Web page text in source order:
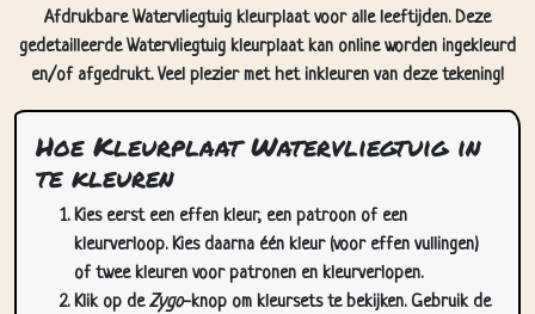
Afdrukbare Watervliegtuig kleurplaat voor alle leeftijden. Deze
gedetailleerde Watervliegtuig kleurplaat kan online worden ingekleurd
en/of afgedrukt. Veel plezier met het inkleuren van deze tekening!
Hoe Kleurplaat Watervliegtuig in
te kleuren
Kies eerst een effen kleur, een patroon of een
kleurverloop. Kies daarna één kleur (voor effen vullingen)
of twee kleuren voor patronen en kleurverlopen.
Klik op deZygo-knop om kleursets te bekijken. Gebruik de